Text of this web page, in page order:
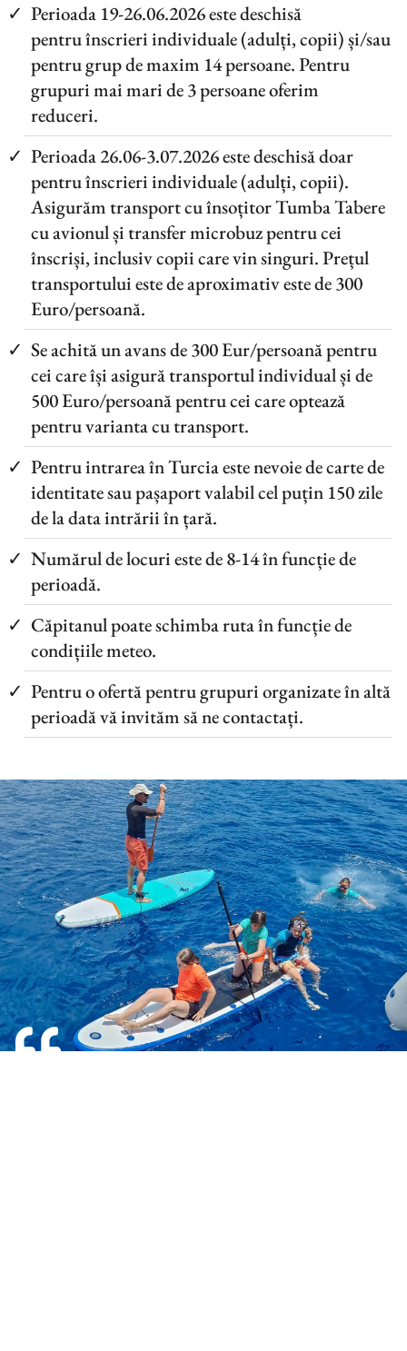
Perioada 19-26.06.2026 este deschisă
pentru înscrieri individuale (adulți, copii) și/sau
pentru grup de maxim 14 persoane. Pentru
grupuri mai mari de 3 persoane oferim
reduceri.
Perioada 26.06-3.07.2026 este deschisă doar
pentru înscrieri individuale (adulți, copii).
Asigurăm transport cu însoțitor Tumba Tabere
cu avionul și transfer microbuz pentru cei
înscriși, inclusiv copii care vin singuri. Prețul
transportului este de aproximativ este de 300
Euro/persoană.
Se achită un avans de 300 Eur/persoană pentru
cei care își asigură transportul individual și de
500 Euro/persoană pentru cei care optează
pentru varianta cu transport.
Pentru intrarea în Turcia este nevoie de carte de
identitate sau pașaport valabil cel puțin 150 zile
de la data intrării în țară.
Numărul de locuri este de 8-14 în funcție de
perioadă.
Căpitanul poate schimba ruta în funcție de
condițiile meteo.
Pentru o ofertă pentru grupuri organizate în altă
perioadă vă invităm să ne contactați.